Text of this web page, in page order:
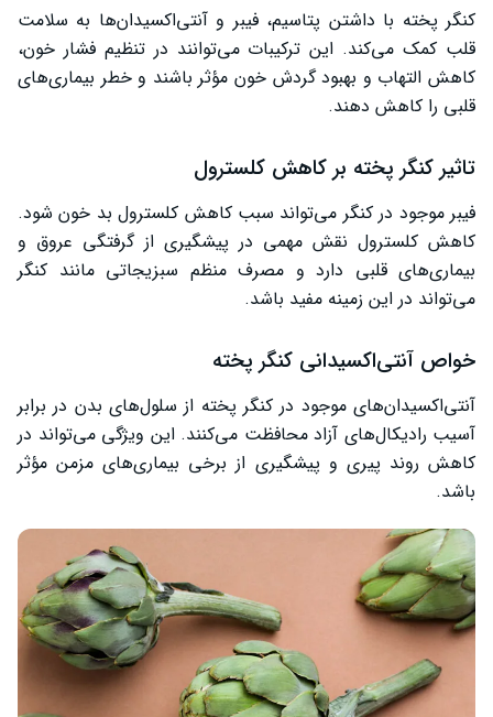
کنگر پخته با داشتن پتاسیم، فیبر و آنتی‌اکسیدان‌ها به سلامت
قلب کمک می‌کند. این ترکیبات می‌توانند در تنظیم فشار خون،
کاهش التهاب و بهبود گردش خون مؤثر باشند و خطر بیماری‌های
قلبی را کاهش دهند.
تاثیر کنگر پخته بر کاهش کلسترول
فیبر موجود در کنگر می‌تواند سبب کاهش کلسترول بد خون شود.
کاهش کلسترول نقش مهمی در پیشگیری از گرفتگی عروق و
بیماری‌های قلبی دارد و مصرف منظم سبزیجاتی مانند کنگر
می‌تواند در این زمینه مفید باشد.
خواص آنتی‌اکسیدانی کنگر پخته
آنتی‌اکسیدان‌های موجود در کنگر پخته از سلول‌های بدن در برابر
آسیب رادیکال‌های آزاد محافظت می‌کنند. این ویژگی می‌تواند در
کاهش روند پیری و پیشگیری از برخی بیماری‌های مزمن مؤثر
باشد.